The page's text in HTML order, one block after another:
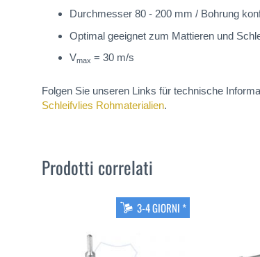
Durchmesser 80 - 200 mm / Bohrung
Optimal geeignet zum Mattieren und
Vmax = 30 m/s
Folgen Sie unseren Links für technische
Schleifvlies Rohmaterialien.
Prodotti correlati
3-4 GIORNI *